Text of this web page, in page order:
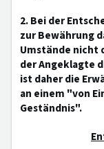
2. Bei der
zur Bewährung
Umstände nicht
der Angeklagte
ist daher die
an einem "von
Geständnis".